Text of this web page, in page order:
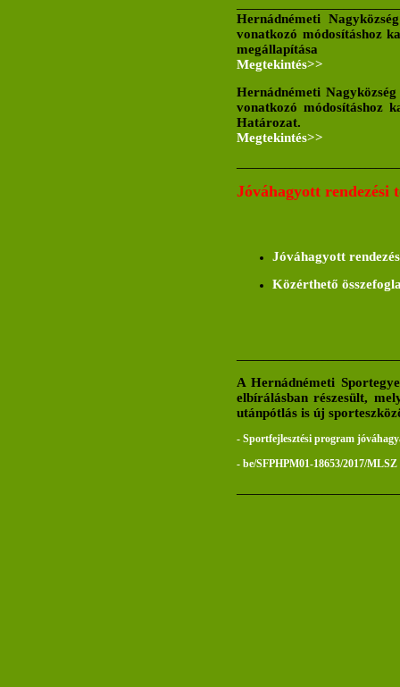
Hernádnémeti
vonatkozó módosításhoz
megállapítása
Megtekintés>>
Hernádnémeti
vonatkozó módosításhoz
Határozat.
Megtekintés>>
Jóváhagyott rendezési
Jóváhagyott
Közérthető
A Hernádnémeti
elbírálásban részesült,
utánpótlás is új
- Sportfejlesztési program
- be/SFPHPM01-18653/2017/MLSZ